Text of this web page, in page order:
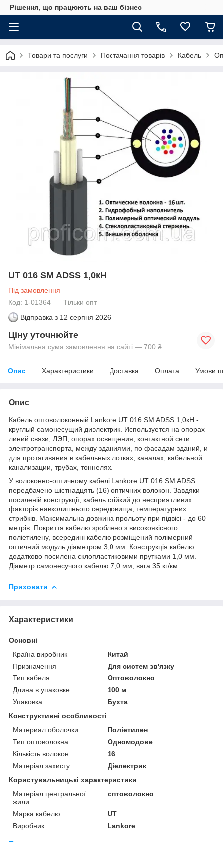
Рішення, що працюють на ваш бізнес
Товари та послуги Постачання товарів Кабель
UT 016 SM ADSS 1,0кН
Під замовлення
Код: 1-01364
Тільки опт
Відправка з 12 серпня 2026
Ціну уточнюйте
Мінімальна сума замовлення на сайті — 700 ₴
Опис Характеристики Доставка Оплата Умови
Опис
Кабель оптоволоконный Lankore UT 016 SM ADSS 1,0кН -
круглый самонесущий диэлектрик. Используется на опорах
линий связи, ЛЭП, опорах освещения, контактной сети
электротранспорта, между зданиями, по фасадам зданий, и
для протягивания в кабельных лотках, каналах, кабельной
канализации, трубах, тоннелях.
У волоконно-оптичному кабелі Lankore UT 016 SM ADSS
передбачено шістнадцять (16) оптичних волокон. Завдяки
посиленій конструкції, кабель стійкий до несприятливих
факторів навколишнього середовища, температурних
стрибків. Максимальна довжина прольоту при підвісі - до 60
метрів. Покриття кабелю зроблено з високоякісного
поліетилену, всередині кабелю розміщений полімерний
оптичний модуль діаметром 3,0 мм. Конструкція кабелю
додатково посилена склопластиковими прутками 1,0 мм.
Діаметр самонесучого кабелю 7,0 мм, вага 35 кг/км.
Приховати
Характеристики
Основні
Країна виробник
Китай
Призначення
Для систем зв'язку
Тип кабеля
Оптоволокно
Длина в упаковке
100 м
Упаковка
Бухта
Конструктивні особливості
Материал оболочки
Поліетилен
Тип оптоволокна
Одномодове
Кількість волокон
16
Матеріал захисту
Діелектрик
Користувальницькі характеристики
Матеріал центральної
жили
оптоволокно
Марка кабелю
UT
Виробник
Lankore